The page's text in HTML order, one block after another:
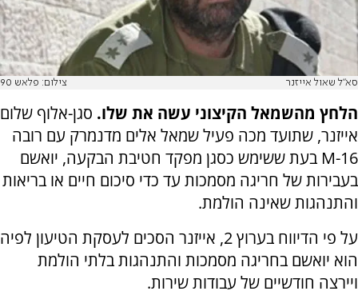
סא"ל שאול אייזנר צילום: פלאש 90
הלחץ מהשמאל הקיצוני עשה את שלו. סגן-אלוף שלום
אייזנר, שתועד מכה פעיל שמאל אלים מדנמרק עם רובה
M-16 בעת ששימש כסגן מפקד חטיבת הבקעה, יואשם
בעבירות של חריגה מסמכות עד כדי סיכום חיים או בריאות
והתנהגות שאינה הולמת.
על פי הדיווח בערוץ 2, אייזנר הסכים לעסקת הטיעון לפיה
הוא יואשם בחריגה מסמכות והתנהגות בלתי הולמת
ויירצה חודשיים של עבודות שירות.